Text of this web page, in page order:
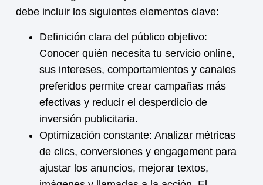
debe incluir los siguientes elementos clave:
Definición clara del público objetivo:
Conocer quién necesita tu servicio online,
sus intereses, comportamientos y canales
preferidos permite crear campañas más
efectivas y reducir el desperdicio de
inversión publicitaria.
Optimización constante: Analizar métricas
de clics, conversiones y engagement para
ajustar los anuncios, mejorar textos,